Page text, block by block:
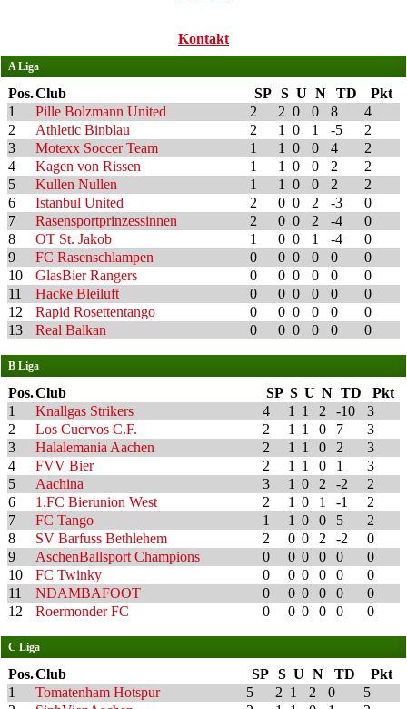
Kontakt
A Liga
Pos.Club SP S U N TD
Pkt
1
Pille Bolzmann United 2 2 0 0 8
4
2
Athletic Binblau 2 1 0 1 -5
2
3
Motexx Soccer Team 1 1 0 0 4
2
4
Kagen von Rissen 1 1 0 0 2
2
5
Kullen Nullen 1 1 0 0 2
2
6
Istanbul United 2 0 0 2 -3
0
7
Rasensportprinzessinnen 2 0 0 2 -4
0
8
OT St. Jakob 1 0 0 1 -4
0
9
FC Rasenschlampen 0 0 0 0 0
0
10
GlasBier Rangers 0 0 0 0 0
0
11
Hacke Bleiluft 0 0 0 0 0
0
12
Rapid Rosettentango 0 0 0 0 0
0
13
Real Balkan 0 0 0 0 0 0
B Liga
Pos.Club SP S U N TD
Pkt
1
Knallgas Strikers 4 1 1 2 -10
3
2
Los Cuervos C.F. 2 1 1 0 7
3
3
Halalemania Aachen 2 1 1 0 2
3
4
FVV Bier 2 1 1 0 1
3
5
Aachina 3 1 0 2 -2
2
6
1.FC Bierunion West 2 1 0 1 -1
2
7
FC Tango 1 1 0 0 5
2
8
SV Barfuss Bethlehem 2 0 0 2 -2
0
9
AschenBallsport Champions 0 0 0 0 0
0
10
FC Twinky 0 0 0 0 0
0
11
NDAMBAFOOT 0 0 0 0 0
0
12
Roermonder FC 0 0 0 0 0 0
C Liga
Pos.Club SP S U N TD
Pkt
1
Tomatenham Hotspur 5 2 1 2 0
5